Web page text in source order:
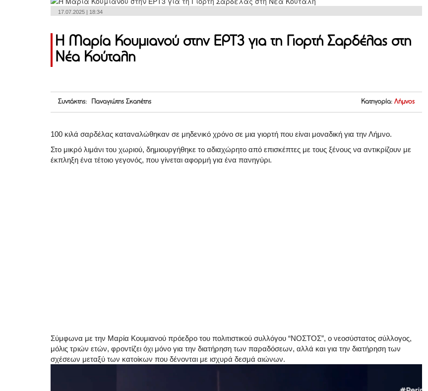
17.07.2025 | 18:34
Η Μαρία Κουμιανού στην ΕΡΤ3 για τη Γιορτή Σαρδέλας στη
Νέα Κούταλη
Συντάκτης: Παναγιώτης Σκαπέτης Κατηγορία: Λήμνος
100 κιλά σαρδέλας καταναλώθηκαν σε μηδενικό χρόνο σε μια γιορτή που είναι μοναδική για την Λήμνο.
Στο μικρό λιμάνι του χωριού, δημιουργήθηκε το αδιαχώρητο από επισκέπτες με τους ξένους να αντικρίζουν με
έκπληξη ένα τέτοιο γεγονός, που γίνεται αφορμή για ένα πανηγύρι.
Σύμφωνα με την Μαρία Κουμιανού πρόεδρο του πολιτιστικού συλλόγου “ΝΟΣΤΟΣ”, ο νεοσύστατος σύλλογος,
μόλις τριών ετών, φροντίζει όχι μόνο για την διατήρηση των παραδόσεων, αλλά και για την διατήρηση των
σχέσεων μεταξύ των κατοίκων που δένονται με ισχυρά δεσμά αιώνων.